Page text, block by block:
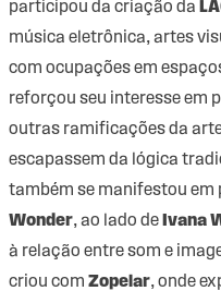
participou da criação da
música eletrônica, artes
com ocupações em
reforçou seu interesse em
outras ramificações da
escapassem da lógica
também se manifestou em
Wonder, ao lado de Ivana
à relação entre som e
criou com Zopelar, onde